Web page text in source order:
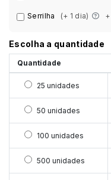
Serrilha (+ 1 dia)
Escolha a quantidade
Quantidade
Selecionar 25
25 unidades
Selecionar 50
50 unidades
Selecionar 100
100 unidades
Selecionar 500
500 unidades